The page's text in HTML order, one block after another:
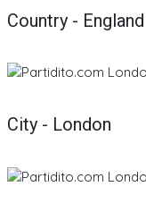
Country - England
City - London